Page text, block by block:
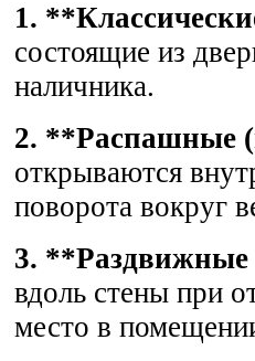
1.
состоящие из
наличника.
2. **Распашные
открываются
поворота вокруг
3.
вдоль стены при
место в